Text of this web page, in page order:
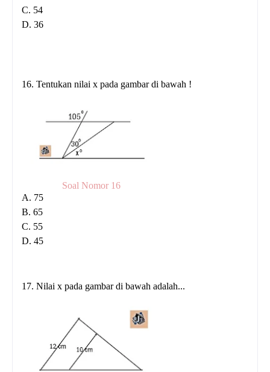
C. 54
D. 36
16. Tentukan nilai x pada gambar di bawah !
Soal Nomor 16
A. 75
B. 65
C. 55
D. 45
17. Nilai x pada gambar di bawah adalah...